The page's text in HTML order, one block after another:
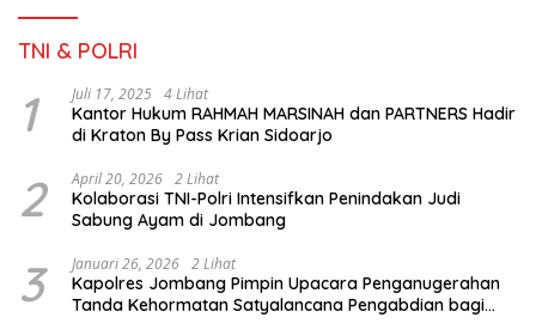
TNI & POLRI
1 Juli 17, 2025 4 Lihat
Kantor Hukum RAHMAH MARSINAH dan PARTNERS Hadir
di Kraton By Pass Krian Sidoarjo
2 April 20, 2026 2 Lihat
Kolaborasi TNI-Polri Intensifkan Penindakan Judi
Sabung Ayam di Jombang
3 Januari 26, 2026 2 Lihat
Kapolres Jombang Pimpin Upacara Penganugerahan
Tanda Kehormatan Satyalancana Pengabdian bagi